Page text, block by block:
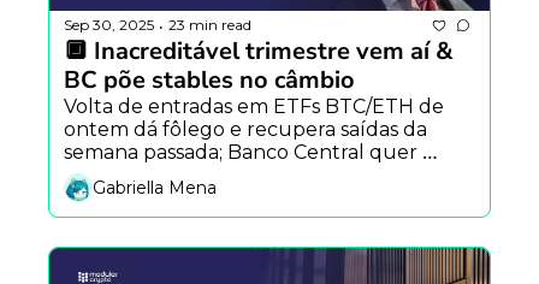
Sep 30, 2025 • 23 min read
🔲 Inacreditável trimestre vem aí &
BC põe stables no câmbio
Volta de entradas em ETFs BTC/ETH de
ontem dá fôlego e recupera saídas da
semana passada; Banco Central quer
equiparar USDT/USDC a remessas — e Q4
chega com teste de fogo para liquidez e
regulação.
Gabriella Mena